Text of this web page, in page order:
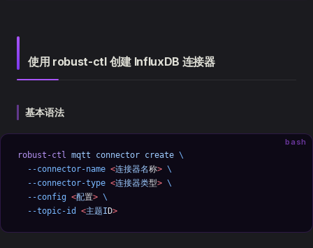
使用 robust-ctl 创建 InfluxDB 连接器
基本语法
bash
robust-ctl mqtt connector create \
  --connector-name
<连接器名称> \
  --connector-type
<连接器类型> \
  --config
<配置> \
  --topic-id
<主题I D>